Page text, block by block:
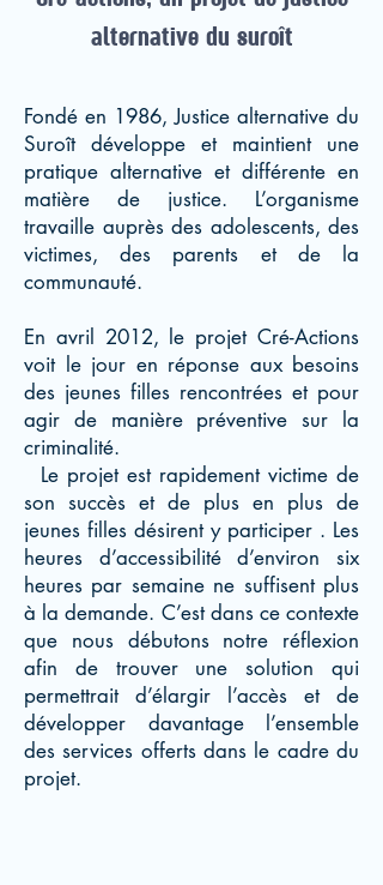
alternative du suroît​
Fondé en 1986, Justice alternative du
Suroît développe et maintient une
pratique alternative et différente en
matière de justice. L’organisme
travaille auprès des adolescents, des
victimes, des parents et de la
communauté.
En avril 2012, le projet Cré-Actions
voit le jour en réponse aux besoins
des jeunes filles rencontrées et pour
agir de manière préventive sur la
criminalité.
Le projet est rapidement victime de
son succès et de plus en plus de
jeunes filles désirent y participer . Les
heures d’accessibilité d’environ six
heures par semaine ne suffisent plus
à la demande. C’est dans ce contexte
que nous débutons notre réflexion
afin de trouver une solution qui
permettrait d’élargir l’accès et de
développer davantage l’ensemble
des services offerts dans le cadre du
projet.